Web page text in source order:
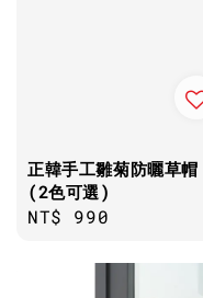
正韓手工雛菊防曬草帽
(2色可選)
Regular
NT$ 990